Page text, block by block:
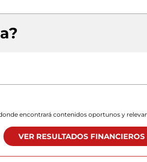
encontrará contenidos oportunos y
VER RESULTADOS FINANCIEROS